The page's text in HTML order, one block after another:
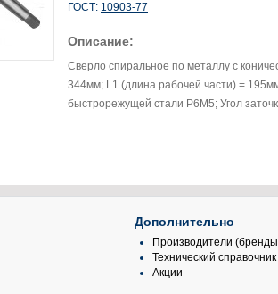
ГОСТ: 10903-77
Описание:
Сверло спиральное по металлу с
344мм; L1 (длина рабочей части) =
быстрорежущей стали Р6М5; Угол
Дополнительно
Производители
Технический справочник
Акции